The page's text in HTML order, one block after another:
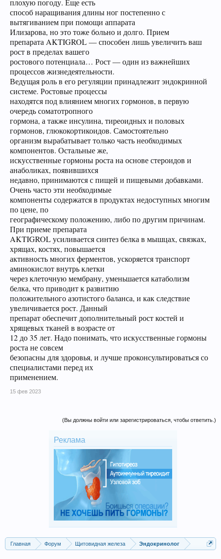
плохую погоду. Еще есть
способ наращивания длины ног постепенно с
вытягиванием при помощи аппарата
Илизарова, но это тоже больно и долго. Прием
препарата AKTIGROL — способен лишь увеличить ваш
рост в пределах вашего
ростового потенциала… Рост — один из важнейших
процессов жизнедеятельности.
Ведущая роль в его регуляции принадлежит эндокринной
системе. Ростовые процессы
находятся под влиянием многих гормонов, в первую
очередь соматотропного
гормона, а также инсулина, тиреоидных и половых
гормонов, глюкокортикоидов. Самостоятельно
организм вырабатывает только часть необходимых
компонентов. Остальные же,
искусственные гормоны роста на основе стероидов и
анаболиках, появившихся
недавно, принимаются с пищей и пищевыми добавками.
Очень часто эти необходимые
компоненты содержатся в продуктах недоступных многим
по цене, по
географическому положению, либо по другим причинам.
При приеме препарата
AKTIGROL усиливается синтез белка в мышцах, связках,
хрящах, костях, повышается
активность многих ферментов, ускоряется транспорт
аминокислот внутрь клетки
через клеточную мембрану, уменьшается катаболизм
белка, что приводит к развитию
положительного азотистого баланса, и как следствие
увеличивается рост. Данный
препарат обеспечит дополнительный рост костей и
хрящевых тканей в возрасте от
12 до 35 лет. Надо понимать, что искусственные гормоны
роста не совсем
безопасны для здоровья, и лучше проконсультироваться со
специалистами перед их
применением.
15 фев 2023
(Вы должны войти или зарегистрироваться, чтобы ответить.)
Реклама
Главная Форум Щитовидная железа Эндокринолог